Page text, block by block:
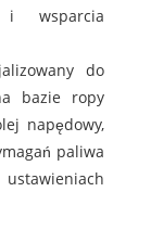
i wsparcia
do
bazie ropy
napędowy,
paliwa